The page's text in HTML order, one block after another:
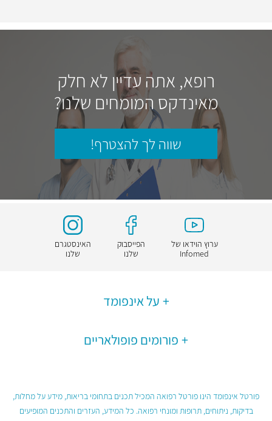
רופא, אתה עדיין לא חלק
מאינדקס המומחים שלנו?
שווה לך להצטרף!
ערוץ הוידאו של
Infomed
הפייסבוק
שלנו
האינסטגרם
שלנו
על אינפומד
פורומים פופולאריים
פורטל אינפומד הינו פורטל רפואה המכיל תכנים בתחומי בריאות, מידע על מחלות,
בדיקות, ניתוחים, תרופות ומונחי רפואה. כל המידע, העזרים והתכנים המופיעים